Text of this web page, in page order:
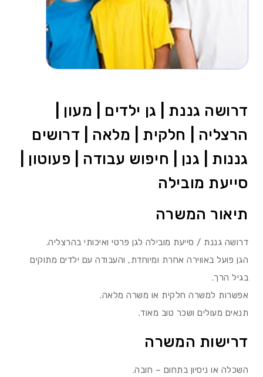
דרושה גננת | גן ילדים | מעון |
הרצליה | חלקית | מלאה | דרושים
גננות | גנן | חיפוש עבודה | פעוטון |
סייעת מובילה
תיאור המשרה
דרושה גננת / סייעת מובילה לגן פרטי ואיכותי בהרצליה.
הגן פועל באווירה אחרת ומיוחדת, והעבודה עם ילדים מתוקים
בגיל הרך.
אפשרות למשרה חלקית או משרה מלאה.
תנאים מעולים ושכר טוב מאוד.
דרישות המשרה
השכלה או ניסיון בתחום – חובה.